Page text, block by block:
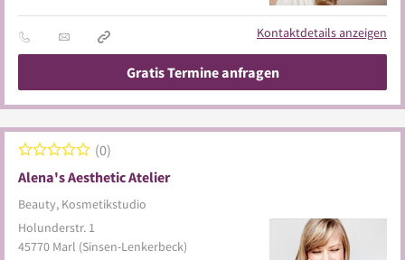
Kontaktdetails anzeigen
Gratis Termine anfragen
Alena's Aesthetic Atelier
Beauty, Kosmetikstudio
0
Holunderstr. 1
45770 Marl (Sinsen-Lenkerbeck)